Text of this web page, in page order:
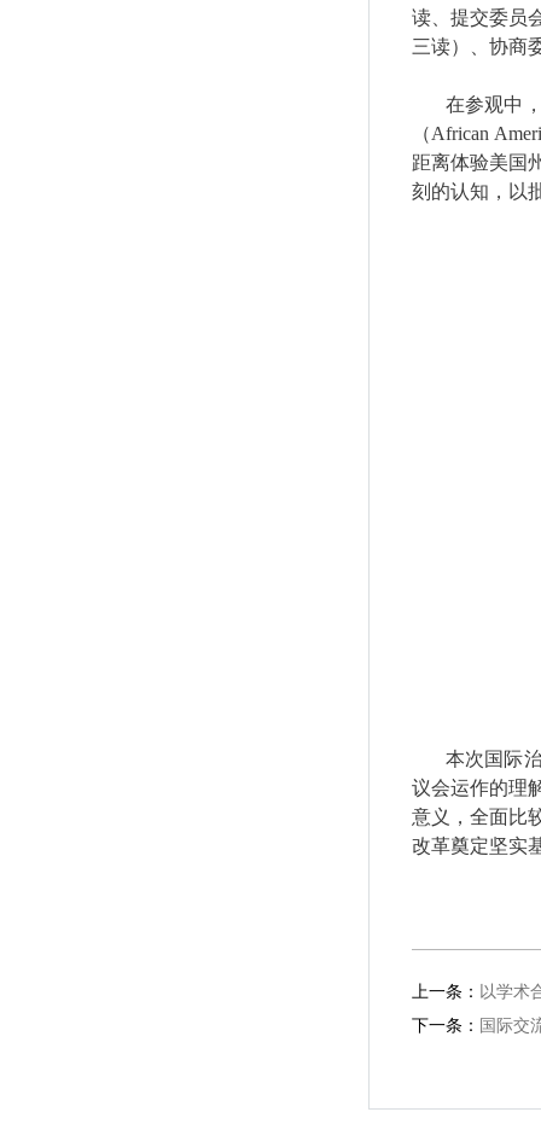
读、提交委员
三读）、协商
在参观中
（African
距离体验美国
刻的认知，以
本次国际
议会运作的理
意义，全面比
改革奠定坚实
上一条： 以学术
下一条： 国际交